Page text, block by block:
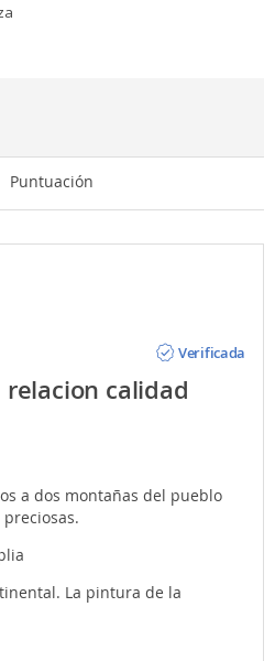
Puntuación
Verificada
calidad
a dos montañas del pueblo
La pintura de la